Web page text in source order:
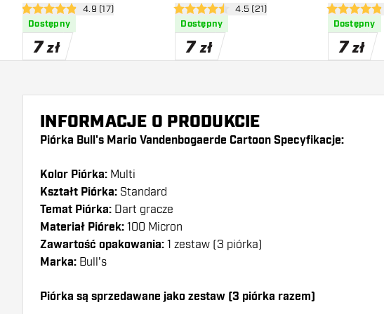
otwórz panel recenzji
4.9 gwiazdki oceny
4.9 (17)
Dostępny
7 zł
otwórz panel recenzji
4.5 gwiazdki oceny
4.5 (21)
Dostępny
7 zł
4.9 gwiazdki
Dostępny
7 zł
INFORMACJE O PRODUKCIE
Piórka Bull's Mario Vandenbogaerde Cartoon Specyfikacje:
Kolor Piórka: Multi
Kształt Piórka: Standard
Temat Piórka: Dart gracze
Materiał Piórek: 100 Micron
Zawartość opakowania: 1 zestaw (3 piórka)
Marka: Bull's
Piórka są sprzedawane jako zestaw (3 piórka razem)